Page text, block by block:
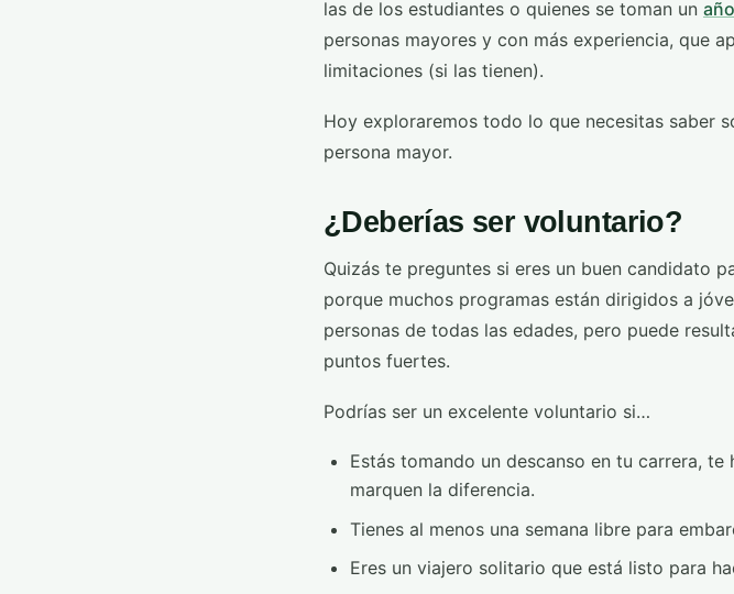
las de los estudiantes o quienes se toman un
personas mayores y con más experiencia, que
limitaciones (si las tienen).
Hoy exploraremos todo lo que necesitas saber
persona mayor.
¿Deberías ser voluntario?
Quizás te preguntes si eres un buen candidato
porque muchos programas están dirigidos a
personas de todas las edades, pero puede
puntos fuertes.
Podrías ser un excelente voluntario si…
Estás tomando un descanso en tu carrera,
marquen la diferencia.
Tienes al menos una semana libre para
Eres un viajero solitario que está listo para